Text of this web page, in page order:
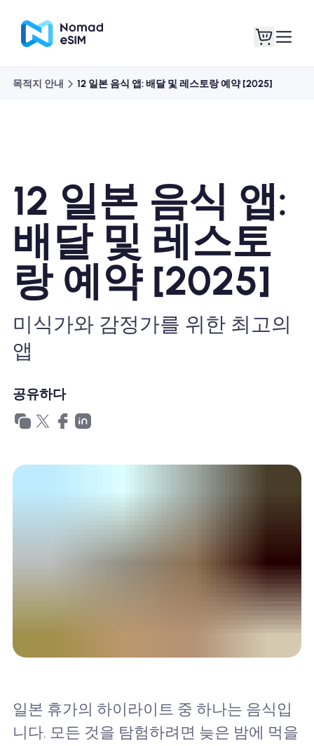
쇼핑 플랜
eSIM 정보
왜 Nomad eSIM?
eSIM 사용법
목적지 안내 12 일본 음식 앱: 배달 및 레스토랑 예약 [2025]
12 일본 음식 앱:
배달 및 레스토
랑 예약 [2025]
미식가와 감정가를 위한 최고의
앱
공유하다
일본 휴가의 하이라이트 중 하나는 음식입
니다. 모든 것을 탐험하려면 늦은 밤에 먹을